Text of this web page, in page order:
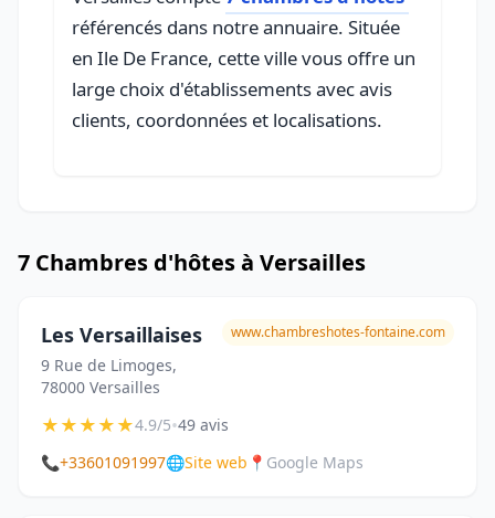
référencés dans notre annuaire. Située
en Ile De France, cette ville vous offre un
large choix d'établissements avec avis
clients, coordonnées et localisations.
7 Chambres d'hôtes à Versailles
Les Versaillaises
9 Rue de Limoges,
78000 Versailles
www.chambreshotes-fontaine.com
★★★★★4.9/5•49 avis
📞+33601091997🌐Site web 📍 Google Maps